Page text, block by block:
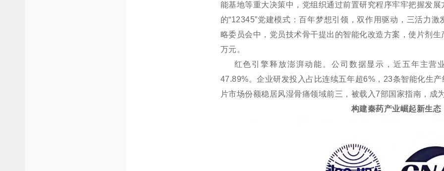
能基地等重大决策中，党组织通过前置研究程序牢牢把握发
的“12345”党建模式：百年梦想引领，双作用驱动，三活力
略委员会中，党员技术骨干提出的智能化改造方案，使片剂
万元。
红色引擎释放澎湃动能。公司数据显示，近五年主营
47.89%。企业研发投入占比连续五年超6%，23条智能化生
片市场份额稳居风湿骨痛领域前三，被载入7部国家指南，成
构建秦药产业崛起新生态